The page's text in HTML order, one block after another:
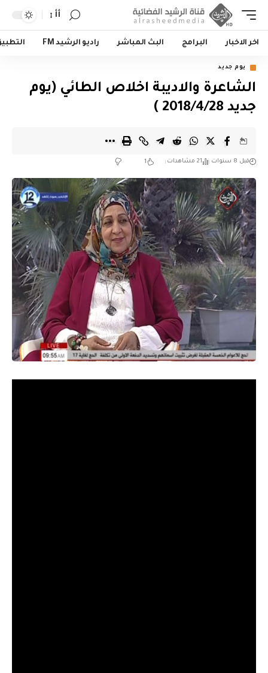
أأ
اخر الاخبار البرامج البث المباشر راديو الرشيد FM
يوم جديد
الشاعرة والاديبة اخلاص الطائي (يوم
جديد 2018/4/28 )
قبل 8 سنوات 21 مشاهدات 1